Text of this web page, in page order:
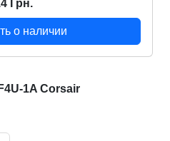
Грн.
о наличии
1A Corsair